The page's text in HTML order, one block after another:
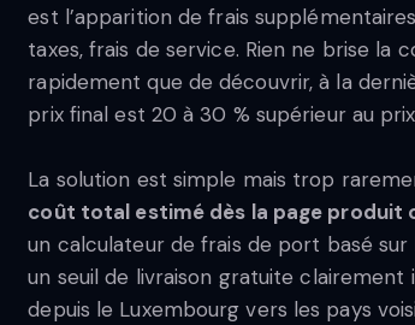
est l’apparition de frais
taxes, frais de service. Rien ne brise la
rapidement que de découvrir, à la
prix final est 20 à 30 % supérieur au
La solution est simple mais trop
coût total estimé dès la page produit
un calculateur de frais de port basé
un seuil de livraison gratuite clairement
depuis le Luxembourg vers les pays